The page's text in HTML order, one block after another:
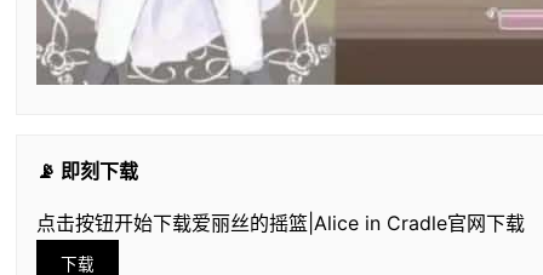
📡 即刻下载
点击按钮开始下载爱丽丝的摇篮|Alice in Cradle官网下载
下载